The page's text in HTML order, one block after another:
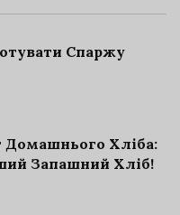
Спаржу
Домашнього Хліба:
Запашний Хліб!